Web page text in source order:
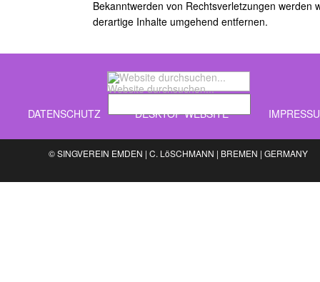
Bekanntwerden von Rechtsverletzungen werden
derartige Inhalte umgehend entfernen.
Website durchsuchen...
DATENSCHUTZ
DESKTOP WEBSITE
© SINGVEREIN EMDEN | C. LöSCHMANN | BREMEN | GERMANY